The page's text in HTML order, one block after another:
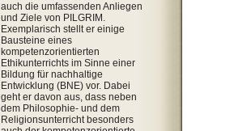
auch die umfassenden Anliegen
und Ziele von PILGRIM.
Exemplarisch stellt er einige
Bausteine eines
kompetenzorientierten
Ethikunterrichts im Sinne einer
Bildung für nachhaltige
Entwicklung (BNE) vor. Dabei
geht er davon aus, dass neben
dem Philosophie- und dem
Religionsunterricht besonders